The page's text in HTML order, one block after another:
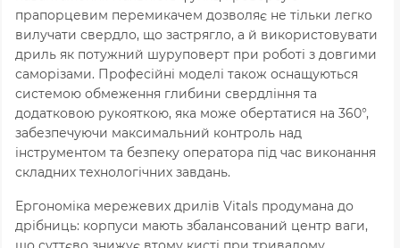
прапорцевим перемикачем дозволяє не тільки легко
вилучати свердло, що застрягло, а й використовувати
дриль як потужний шуруповерт при роботі з довгими
саморізами. Професійні моделі також оснащуються
системою обмеження глибини свердління та
додатковою рукояткою, яка може обертатися на 360°,
забезпечуючи максимальний контроль над
інструментом та безпеку оператора під час виконання
складних технологічних завдань.
Ергономіка мережевих дрилів Vitals продумана до
дрібниць: корпуси мають збалансований центр ваги,